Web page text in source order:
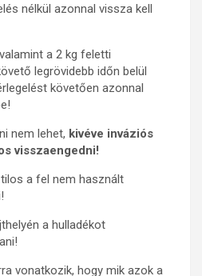
nélkül azonnal vissza kell
a 2 kg feletti
legrövidebb időn belül
követően azonnal
nem lehet, kivéve inváziós
visszaengedni!
a fel nem használt
a hulladékot
vonatkozik, hogy mik azok a